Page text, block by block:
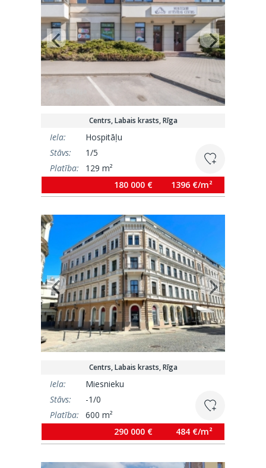
Centrs, Labais krasts, Rīga
Iela:
Hospitāļu
Stāvs:
1/5
Platība:
129 m²
180 000 €
1396 €/m²
Centrs, Labais krasts, Rīga
Iela:
Miesnieku
Stāvs:
-1/0
Platība:
600 m²
290 000 €
484 €/m²